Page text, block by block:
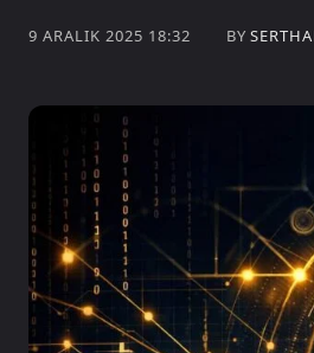
9 ARALIK 2025 18:32 BY